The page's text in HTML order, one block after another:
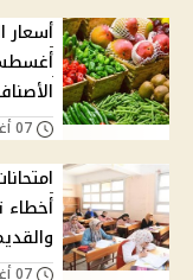
أخطاء